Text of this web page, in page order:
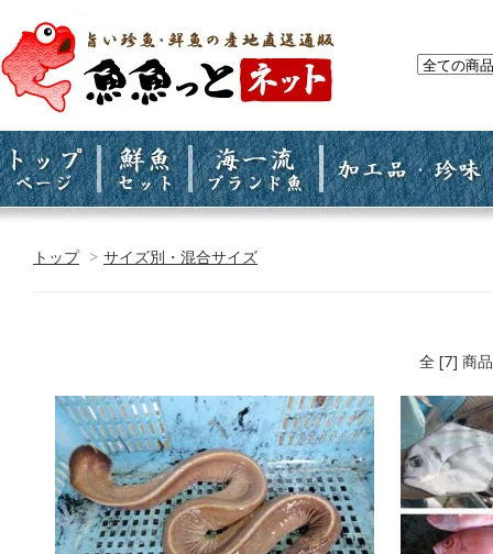
トップ > サイズ別・混合サイズ
全 [7] 商